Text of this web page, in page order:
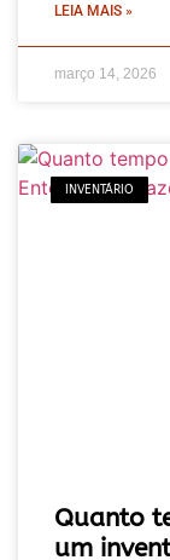
LEIA MAIS »
março 14, 2026
INVENTÁRIO
Quanto
um